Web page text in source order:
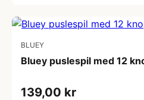
BLUEY
Bluey puslespil med 12
139,00 kr